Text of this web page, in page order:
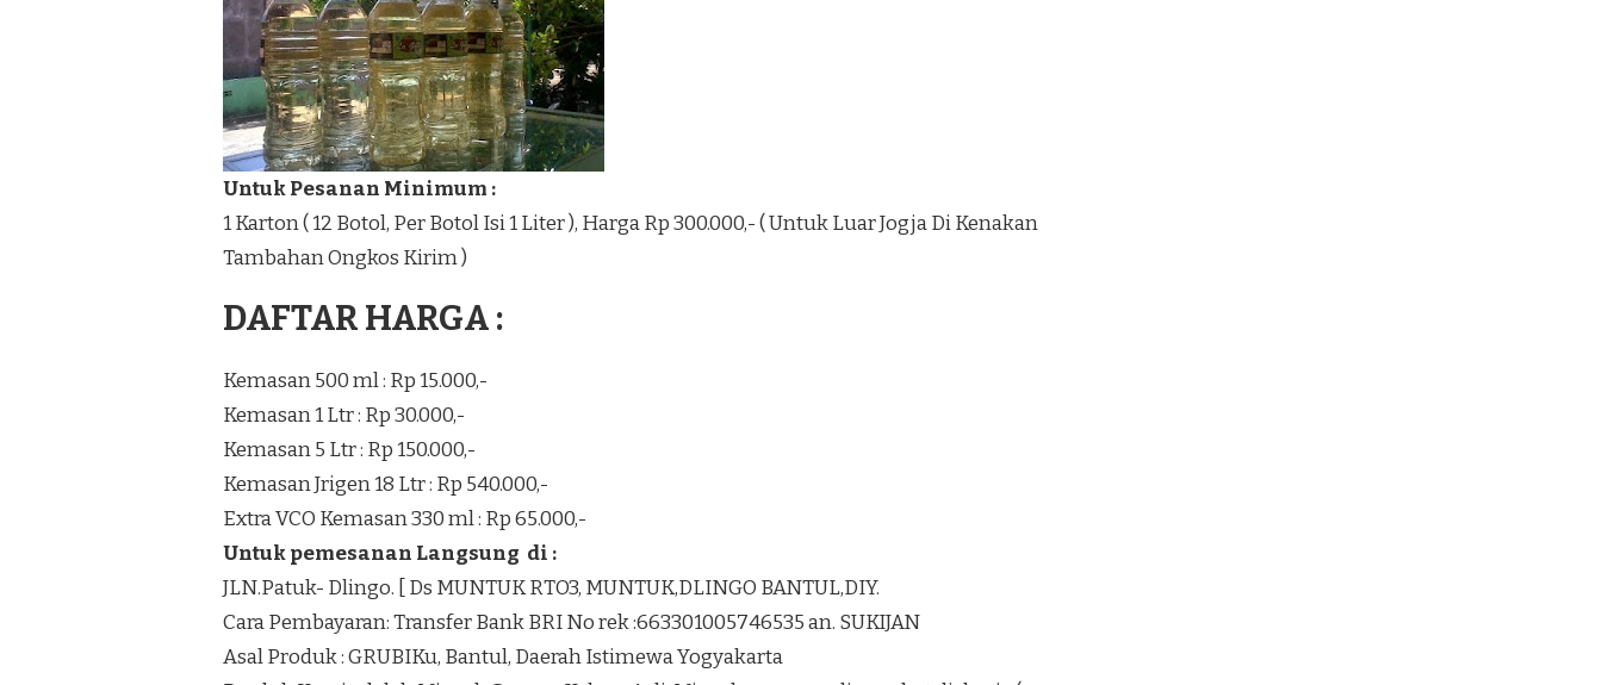
Untuk Pesanan Minimum :
1 Karton ( 12 Botol, Per Botol Isi 1 Liter ), Harga Rp 300.000,- ( Untuk Luar Jogja Di Kenakan
Tambahan Ongkos Kirim )
DAFTAR HARGA :
Kemasan 500 ml : Rp 15.000,-
Kemasan 1 Ltr : Rp 30.000,-
Kemasan 5 Ltr : Rp 150.000,-
Kemasan Jrigen 18 Ltr : Rp 540.000,-
Extra VCO Kemasan 330 ml : Rp 65.000,-
Untuk pemesanan Langsung di :
JLN.Patuk- Dlingo. [ Ds MUNTUK RTO3, MUNTUK,DLINGO BANTUL,DIY.
Cara Pembayaran: Transfer Bank BRI No rek :663301005746535 an. SUKIJAN
Asal Produk : GRUBIKu, Bantul, Daerah Istimewa Yogyakarta